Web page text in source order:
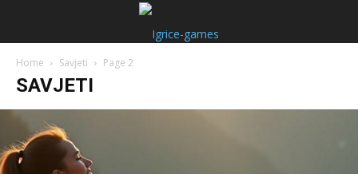
Home Savjeti Page 2
SAVJETI